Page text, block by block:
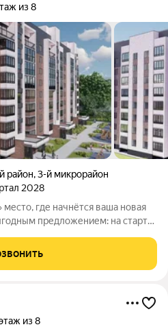
из 8
район,3-й микрорайон
2028
предложением: на старте
в индустриальном
из 8